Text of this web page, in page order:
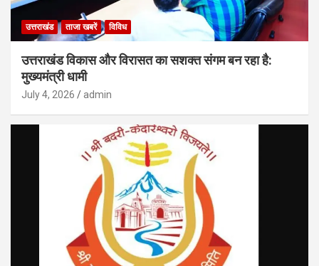
उत्तराखंड ताजा खबरें विविध
उत्तराखंड विकास और विरासत का सशक्त संगम बन रहा है:
मुख्यमंत्री धामी
July 4, 2026 admin